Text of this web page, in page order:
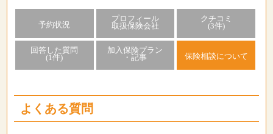
予約状況
プロフィール
取扱保険会社
クチコミ
(3件)
回答した質問
(1件)
加入保険プラン
・記事
保険相談について
よくある質問